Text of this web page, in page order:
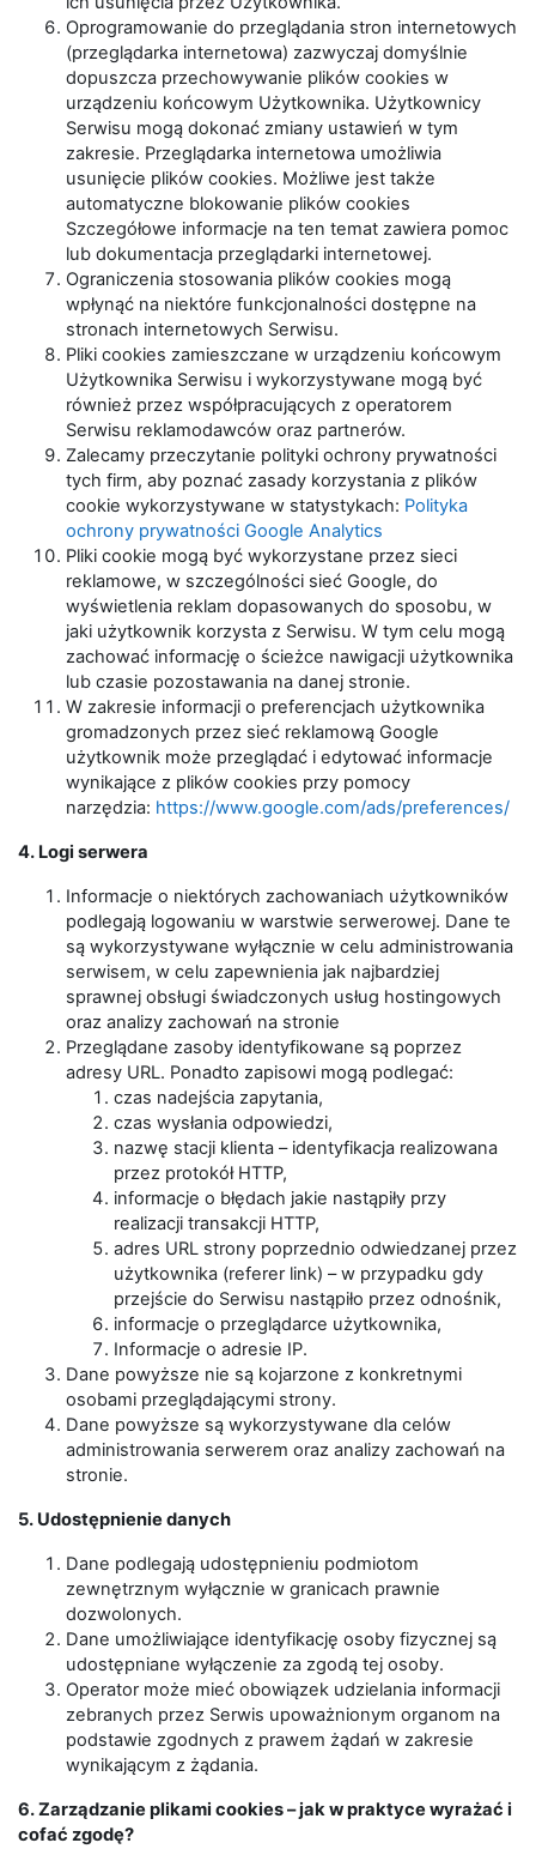
Oprogramowanie do przeglądania stron internetowych
(przeglądarka internetowa) zazwyczaj domyślnie
dopuszcza przechowywanie plików cookies w
urządzeniu końcowym Użytkownika. Użytkownicy
Serwisu mogą dokonać zmiany ustawień w tym
zakresie. Przeglądarka internetowa umożliwia
usunięcie plików cookies. Możliwe jest także
automatyczne blokowanie plików cookies
Szczegółowe informacje na ten temat zawiera pomoc
lub dokumentacja przeglądarki internetowej.
Ograniczenia stosowania plików cookies mogą
wpłynąć na niektóre funkcjonalności dostępne na
stronach internetowych Serwisu.
Pliki cookies zamieszczane w urządzeniu końcowym
Użytkownika Serwisu i wykorzystywane mogą być
również przez współpracujących z operatorem
Serwisu reklamodawców oraz partnerów.
Zalecamy przeczytanie polityki ochrony prywatności
tych firm, aby poznać zasady korzystania z plików
cookie wykorzystywane w statystykach: Polityka
ochrony prywatności Google Analytics
Pliki cookie mogą być wykorzystane przez sieci
reklamowe, w szczególności sieć Google, do
wyświetlenia reklam dopasowanych do sposobu, w
jaki użytkownik korzysta z Serwisu. W tym celu mogą
zachować informację o ścieżce nawigacji użytkownika
lub czasie pozostawania na danej stronie.
W zakresie informacji o preferencjach użytkownika
gromadzonych przez sieć reklamową Google
użytkownik może przeglądać i edytować informacje
wynikające z plików cookies przy pomocy
narzędzia: https://www.google.com/ads/preferences/
4. Logi serwera
Informacje o niektórych zachowaniach użytkowników
podlegają logowaniu w warstwie serwerowej. Dane te
są wykorzystywane wyłącznie w celu administrowania
serwisem, w celu zapewnienia jak najbardziej
sprawnej obsługi świadczonych usług hostingowych
oraz analizy zachowań na stronie
Przeglądane zasoby identyfikowane są poprzez
adresy URL. Ponadto zapisowi mogą podlegać:
czas nadejścia zapytania,
czas wysłania odpowiedzi,
nazwę stacji klienta – identyfikacja realizowana
przez protokół HTTP,
informacje o błędach jakie nastąpiły przy
realizacji transakcji HTTP,
adres URL strony poprzednio odwiedzanej przez
użytkownika (referer link) – w przypadku gdy
przejście do Serwisu nastąpiło przez odnośnik,
informacje o przeglądarce użytkownika,
Informacje o adresie IP.
Dane powyższe nie są kojarzone z konkretnymi
osobami przeglądającymi strony.
Dane powyższe są wykorzystywane dla celów
administrowania serwerem oraz analizy zachowań na
stronie.
5. Udostępnienie danych
Dane podlegają udostępnieniu podmiotom
zewnętrznym wyłącznie w granicach prawnie
dozwolonych.
Dane umożliwiające identyfikację osoby fizycznej są
udostępniane wyłączenie za zgodą tej osoby.
Operator może mieć obowiązek udzielania informacji
zebranych przez Serwis upoważnionym organom na
podstawie zgodnych z prawem żądań w zakresie
wynikającym z żądania.
6. Zarządzanie plikami cookies – jak w praktyce wyrażać i
cofać zgodę?